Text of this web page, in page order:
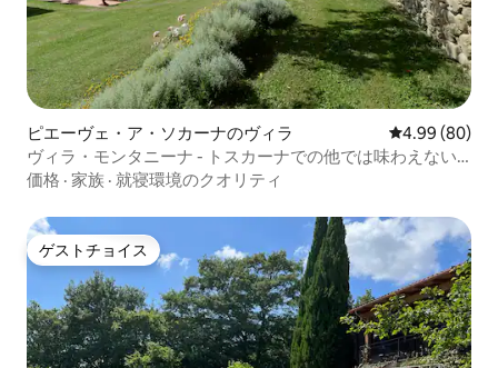
ピエーヴェ・ア・ソカーナのヴィラ レビュー80件
4.99 (80)
ヴィラ・モンタニーナ - トスカーナでの他では味わえない
リラックス
価格 · 家族 · 就寝環境のクオリティ
ゲストチョイス
ゲストチョイス